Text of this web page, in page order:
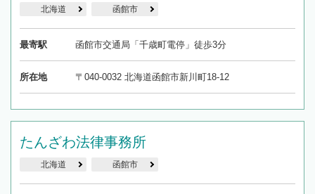
北海道 函館市
最寄駅 函館市交通局「千歳町電停」徒歩3分
所在地 〒040-0032 北海道函館市新川町18-12
たんざわ法律事務所
北海道 函館市